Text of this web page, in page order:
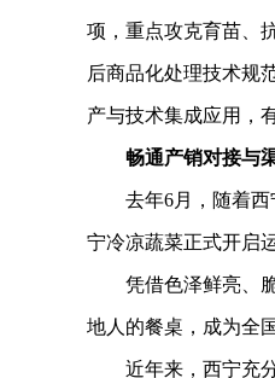
项，重点攻克育苗、
后商品化处理技术规
产与技术集成应用，
畅通产销对接与渠
去年6月，随着西宁
宁冷凉蔬菜正式开启
凭借色泽鲜亮、脆
地人的餐桌，成为全
近年来，西宁充分